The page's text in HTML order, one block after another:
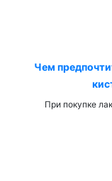
Чем
При покупке